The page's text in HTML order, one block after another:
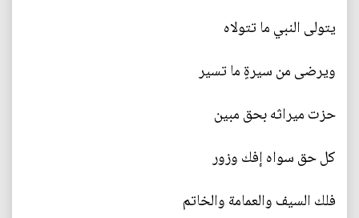
يتولى النبي ما تتولاه
ويرضى من سيرةٍ ما تسير
حزت ميراثه بحق مبين
كل حق سواه إفك وزور
فلك السيف والعمامة والخاتم